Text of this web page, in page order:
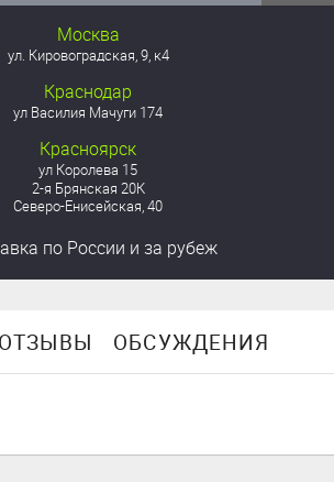
Москва
ул. Кировоградская, 9, к4
Краснодар
ул Василия Мачуги 174
Красноярск
ул Королева 15
2-я Брянская 20К
Северо-Енисейская, 40
по России и за рубеж
ОТЗЫВЫ ОБСУЖДЕНИЯ